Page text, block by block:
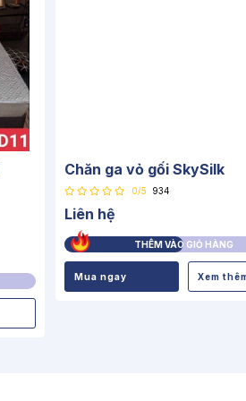
Chăn ga vỏ gối SkySilk
0/5 934
Liên hệ
THÊM VÀO GIỎ HÀNG
Mua ngay Xem